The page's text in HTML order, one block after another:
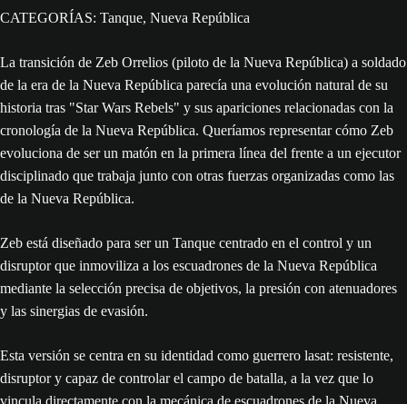
CATEGORÍAS: Tanque, Nueva República
La transición de Zeb Orrelios (piloto de la Nueva República) a soldado
de la era de la Nueva República parecía una evolución natural de su
historia tras "Star Wars Rebels" y sus apariciones relacionadas con la
cronología de la Nueva República. Queríamos representar cómo Zeb
evoluciona de ser un matón en la primera línea del frente a un ejecutor
disciplinado que trabaja junto con otras fuerzas organizadas como las
de la Nueva República.
Zeb está diseñado para ser un Tanque centrado en el control y un
disruptor que inmoviliza a los escuadrones de la Nueva República
mediante la selección precisa de objetivos, la presión con atenuadores
y las sinergias de evasión.
Esta versión se centra en su identidad como guerrero lasat: resistente,
disruptor y capaz de controlar el campo de batalla, a la vez que lo
vincula directamente con la mecánica de escuadrones de la Nueva